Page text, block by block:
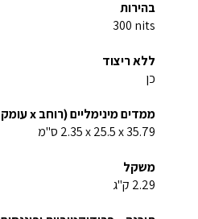
בהירות
‎300 nits‏
ללא ריצוד
כן
ממדים מינימליים (רוחב x עומק x גובה)
‎35.79 ‏x ‏25.5 x ‏2.35 ס"מ
משקל
2.29 ק"ג